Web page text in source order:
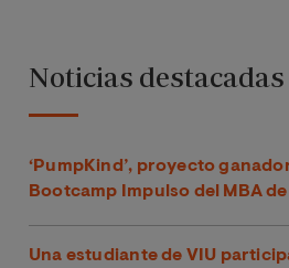
Noticias destacadas
‘PumpKind’, proyecto ganador
Bootcamp Impulso del MBA de
Una estudiante de VIU